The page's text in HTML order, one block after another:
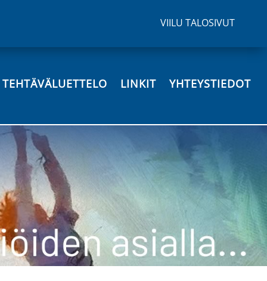
VIILU TALOSIVUT
LINKIT YHTEYSTIEDOT